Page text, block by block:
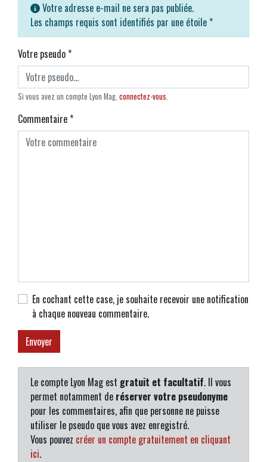
Votre adresse e-mail ne sera pas publiée.
Les champs requis sont identifiés par une étoile *
Votre pseudo*
Si vous avez un compte Lyon Mag, connectez-vous.
Commentaire*
En cochant cette case, je souhaite recevoir une notification
à chaque nouveau commentaire.
Le compte Lyon Mag est gratuit et facultatif. Il vous
permet notamment de réserver votre pseudonyme
pour les commentaires, afin que personne ne puisse
utiliser le pseudo que vous avez enregistré.
Vous pouvez créer un compte gratuitement en cliquant
ici.